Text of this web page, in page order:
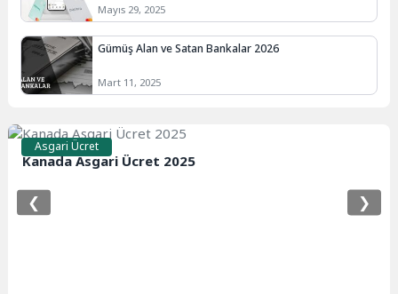
Mayıs 29, 2025
Gümüş Alan ve Satan Bankalar 2026
Mart 11, 2025
Asgari Ücret
Kanada Asgari Ücret 2025
❮ ❯